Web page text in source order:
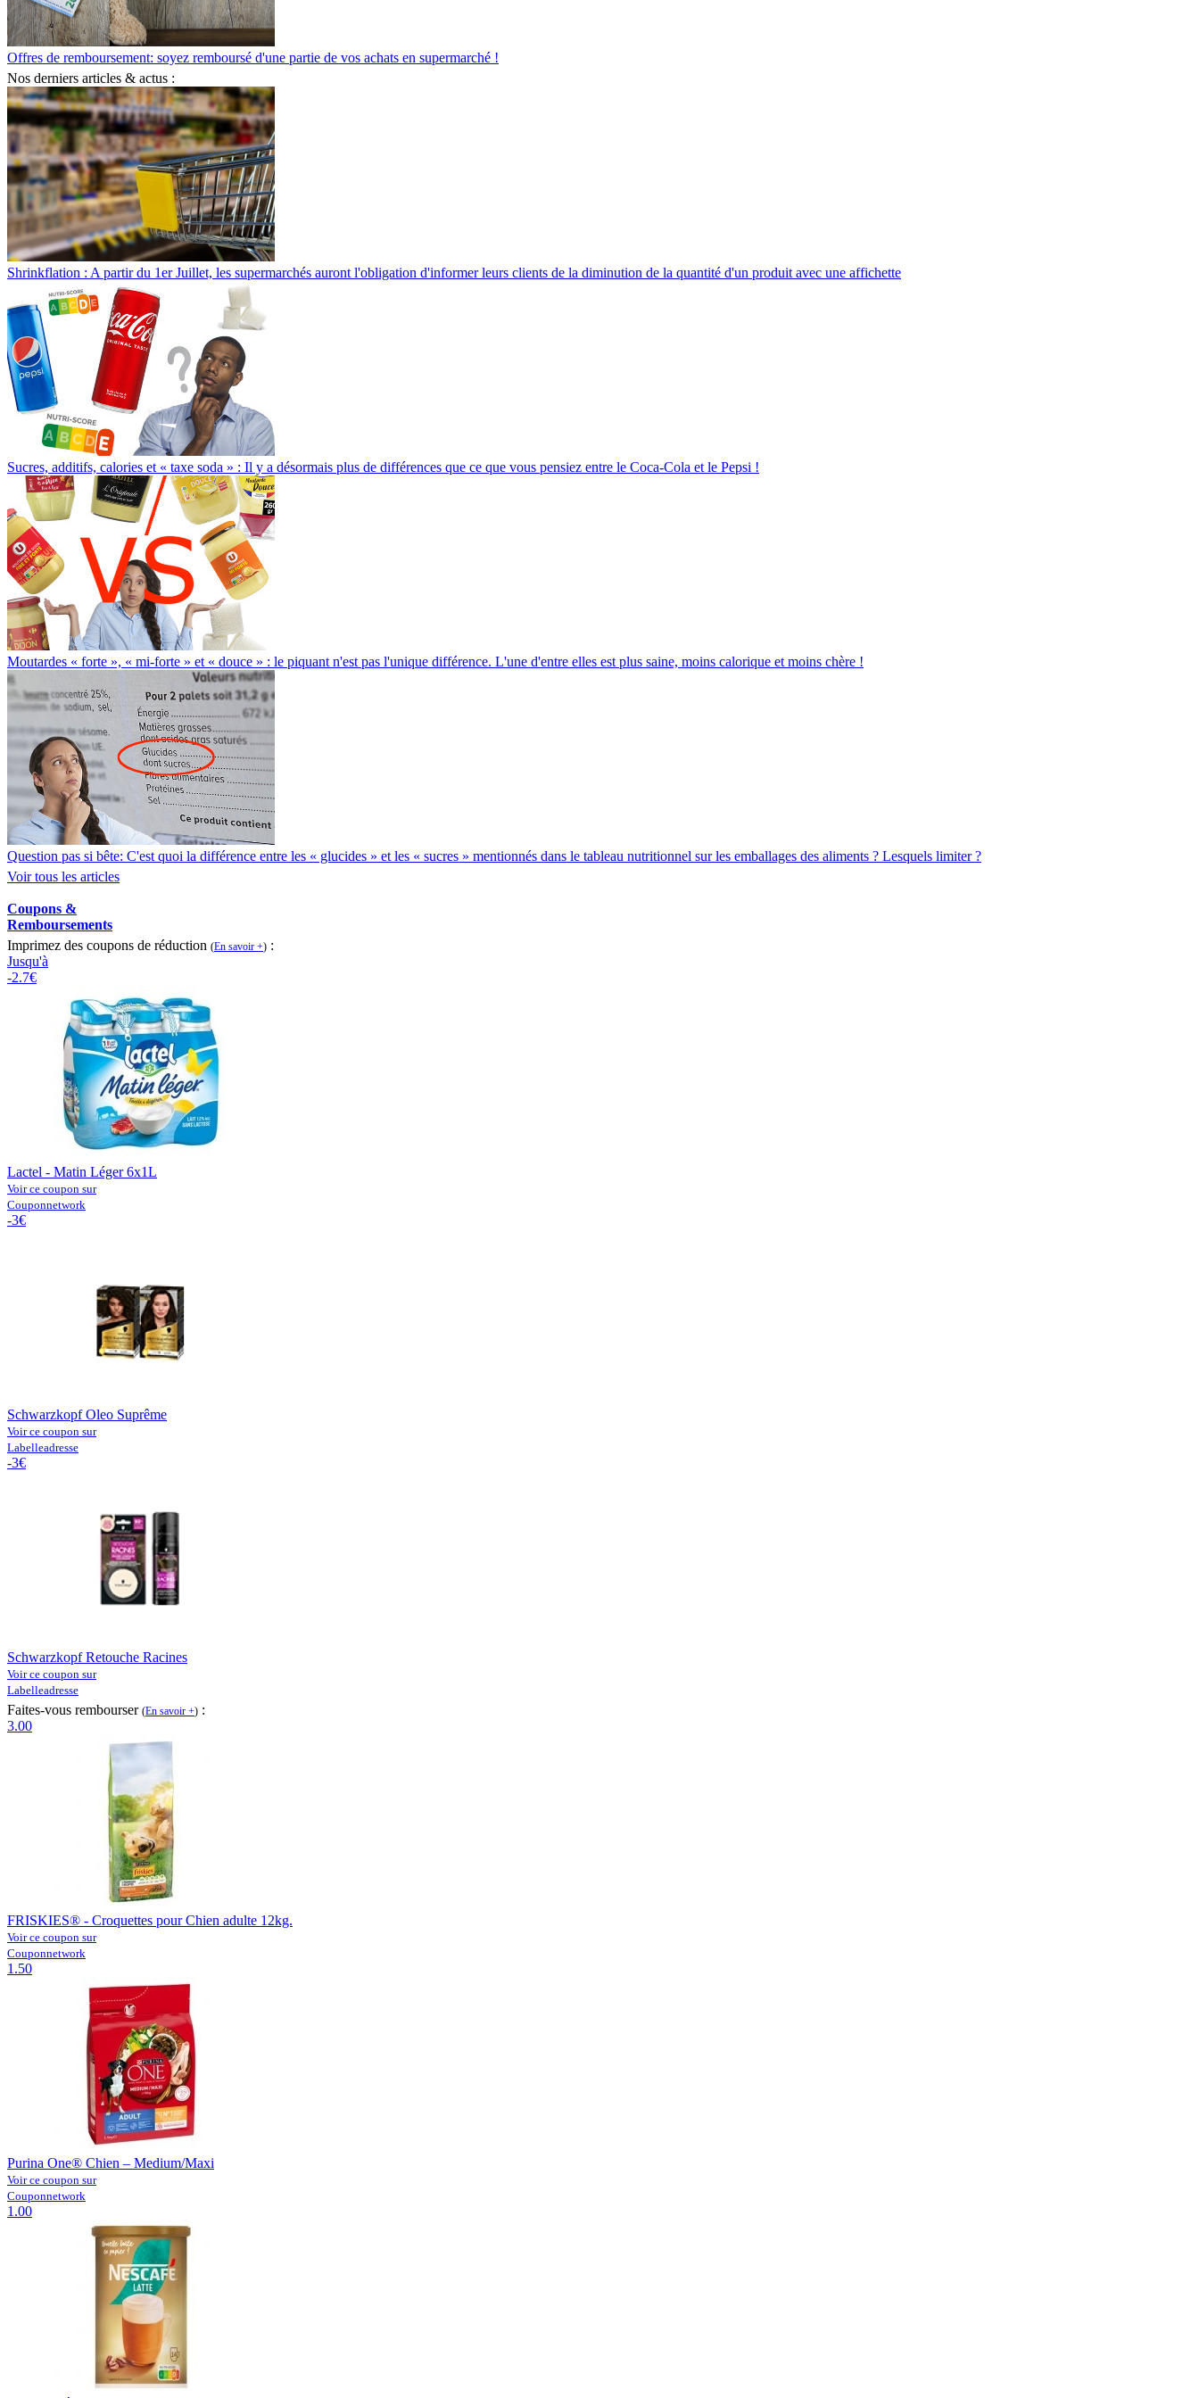
Offres de remboursement: soyez remboursé d'une partie de vos achats en supermarché !
Nos derniers articles & actus :
Shrinkflation : A partir du 1er Juillet, les supermarchés auront l'obligation d'informer leurs clients de la diminution de la quantité d'un produit avec une affichette
Sucres, additifs, calories et « taxe soda » : Il y a désormais plus de différences que ce que vous pensiez entre le Coca-Cola et le Pepsi !
Moutardes « forte », « mi-forte » et « douce » : le piquant n'est pas l'unique différence. L'une d'entre elles est plus saine, moins calorique et moins chère !
Question pas si bête: C'est quoi la différence entre les « glucides » et les « sucres » mentionnés dans le tableau nutritionnel sur les emballages des aliments ? Lesquels limiter ?
Voir tous les articles
Coupons &
Remboursements
Imprimez des coupons de réduction (En savoir +) :
Jusqu'à
-2.7€
Lactel - Matin Léger 6x1L
Voir ce coupon sur
Couponnetwork
-3€
Schwarzkopf Oleo Suprême
Voir ce coupon sur
Labelleadresse
-3€
Schwarzkopf Retouche Racines
Voir ce coupon sur
Labelleadresse
Faites-vous rembourser (En savoir +) :
3.00
FRISKIES® - Croquettes pour Chien adulte 12kg.
Voir ce coupon sur
Couponnetwork
1.50
Purina One® Chien – Medium/Maxi
Voir ce coupon sur
Couponnetwork
1.00